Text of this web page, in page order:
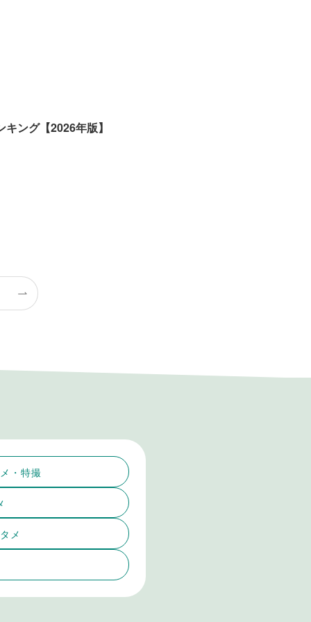
ング【2026年版】
・特撮
メ